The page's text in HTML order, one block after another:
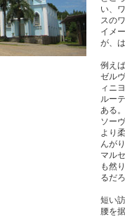
い、
スの
イメ
が、
例え
ゼル
ィニ
ルー
ある
ソー
より
んが
マル
も然
るだ
短い
腰を